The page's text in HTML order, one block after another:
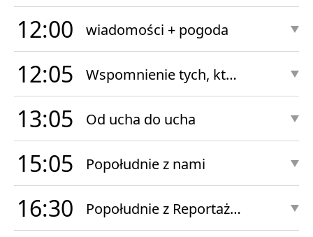
12:00 wiadomości + pogoda
12:05 Wspomnienie tych, którzy odeszli
13:05 Od ucha do ucha
15:05 Popołudnie z nami
16:30 Popołudnie z Reportażem